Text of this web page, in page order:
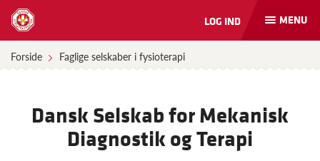
Åbn
og
MENU
LOG IND
Forside Faglige selskaber i fysioterapi
Dansk Selskab for Mekanisk
Diagnostik og Terapi